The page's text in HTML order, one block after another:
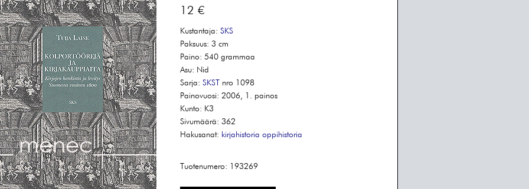
12 €
Kustantaja: SKS
Paksuus: 3 cm
Paino: 540 grammaa
Asu: Nid
Sarja: SKST
nro 1098
Painovuosi: 2006, 1. painos
Kunto: K3
Sivumäärä: 362
Hakusanat: kirjahistoria oppihistoria
Tuotenumero: 193269